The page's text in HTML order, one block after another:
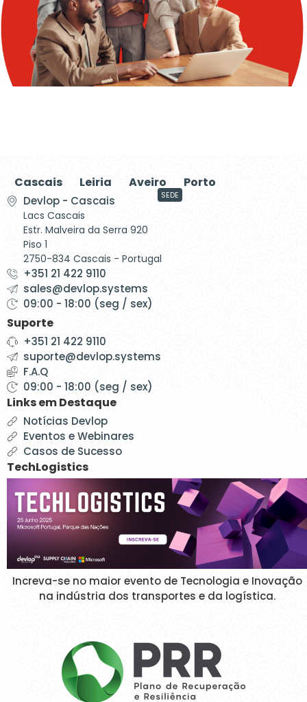
Cascais Leiria Aveiro Porto
Devlop - Cascais
Lacs Cascais
Estr. Malveira da Serra 920
Piso 1
2750-834 Cascais - Portugal
SEDE
+351 21 422 9110
sales@devlop.systems
09:00 - 18:00 (seg / sex)
Suporte
+351 21 422 9110
suporte@devlop.systems
F.A.Q
09:00 - 18:00 (seg / sex)
Links em Destaque
Notícias Devlop
Eventos e Webinares
Casos de Sucesso
TechLogistics
Increva-se no maior evento de Tecnologia e Inovação
na indústria dos transportes e da logística.